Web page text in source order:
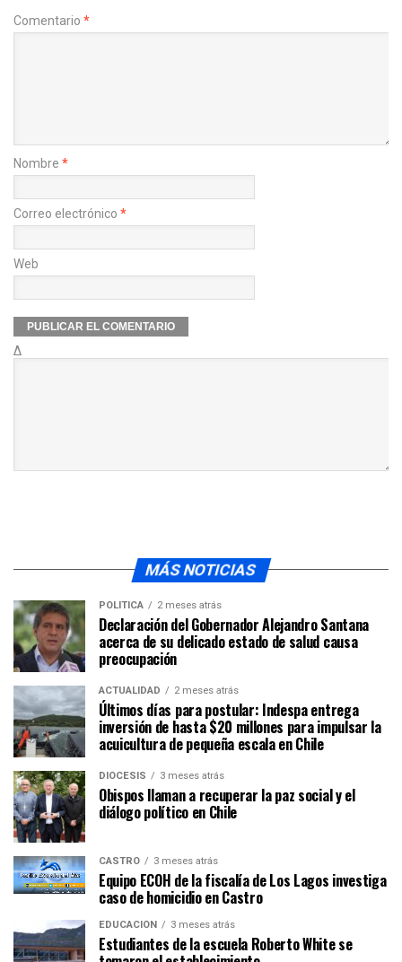
Comentario *
Nombre *
Correo electrónico *
Web
Δ
MÁS NOTICIAS
POLÍTICA 2 meses atrás
Declaración del Gobernador Alejandro Santana
acerca de su delicado estado de salud causa
preocupación
ACTUALIDAD 2 meses atrás
Últimos días para postular: Indespa entrega
inversión de hasta $20 millones para impulsar la
acuicultura de pequeña escala en Chile
DIÓCESIS 3 meses atrás
Obispos llaman a recuperar la paz social y el
diálogo político en Chile
CASTRO 3 meses atrás
Equipo ECOH de la fiscalía de Los Lagos investiga
caso de homicidio en Castro
EDUCACIÓN 3 meses atrás
Estudiantes de la escuela Roberto White se